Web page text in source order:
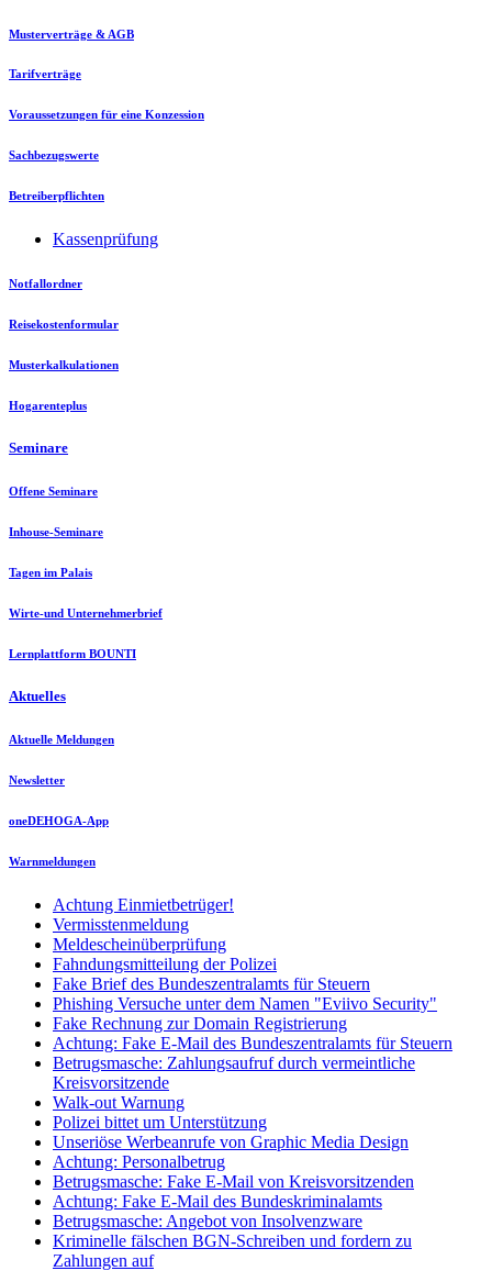
Musterverträge & AGB
Tarifverträge
Voraussetzungen für eine Konzession
Sachbezugswerte
Betreiberpflichten
Kassenprüfung
Notfallordner
Reisekostenformular
Musterkalkulationen
Hogarenteplus
Seminare
Offene Seminare
Inhouse-Seminare
Tagen im Palais
Wirte-und Unternehmerbrief
Lernplattform BOUNTI
Aktuelles
Aktuelle Meldungen
Newsletter
oneDEHOGA-App
Warnmeldungen
Achtung Einmietbetrüger!
Vermisstenmeldung
Meldescheinüberprüfung
Fahndungsmitteilung der Polizei
Fake Brief des Bundeszentralamts für Steuern
Phishing Versuche unter dem Namen "Eviivo Security"
Fake Rechnung zur Domain Registrierung
Achtung: Fake E-Mail des Bundeszentralamts für Steuern
Betrugsmasche: Zahlungsaufruf durch vermeintliche
Kreisvorsitzende
Walk-out Warnung
Polizei bittet um Unterstützung
Unseriöse Werbeanrufe von Graphic Media Design
Achtung: Personalbetrug
Betrugsmasche: Fake E-Mail von Kreisvorsitzenden
Achtung: Fake E-Mail des Bundeskriminalamts
Betrugsmasche: Angebot von Insolvenzware
Kriminelle fälschen BGN-Schreiben und fordern zu
Zahlungen auf